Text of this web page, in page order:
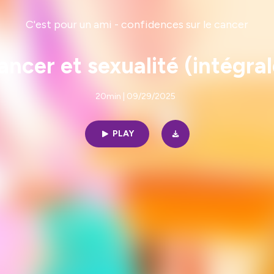
C'est pour un ami - confidences sur le cancer
et sexualité
20min | 09/29/2025
PLAY